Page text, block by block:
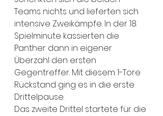
Teams nichts und lieferten sich
intensive Zweikämpfe. In der 18.
Spielminute kassierten die
Panther dann in eigener
Überzahl den ersten
Gegentreffer. Mit diesem 1-Tore
Rückstand ging es in die erste
Drittelpause.
Das zweite Drittel startete für die